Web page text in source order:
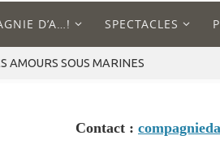
D’A…! SPECTACLES
AMOURS SOUS MARINES
Contact :